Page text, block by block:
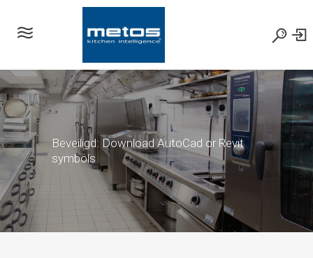
Beveiligd: Download AutoCad or Revit
symbols